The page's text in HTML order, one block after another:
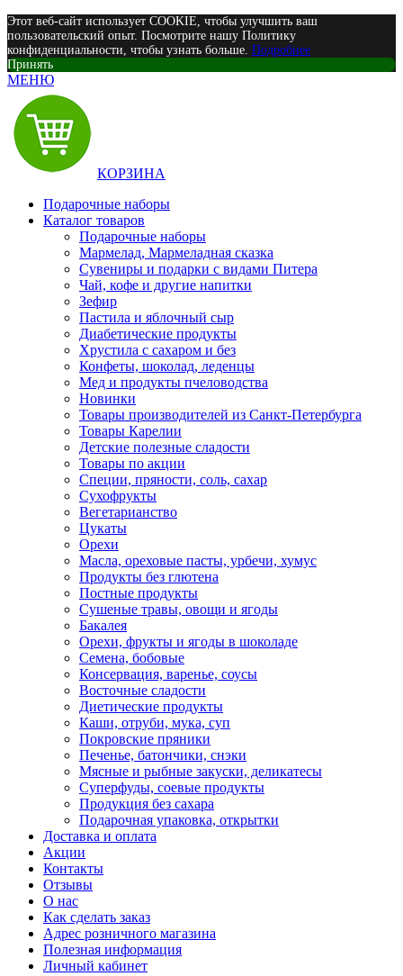
Этот веб-сайт использует COOKIE, чтобы улучшить ваш
пользовательский опыт. Посмотрите нашу Политику
конфиденциальности, чтобы узнать больше. Подробнее
Принять
МЕНЮ
КОРЗИНА
Подарочные наборы
Каталог товаров
Подарочные наборы
Мармелад, Мармеладная сказка
Сувениры и подарки с видами Питера
Чай, кофе и другие напитки
Зефир
Пастила и яблочный сыр
Диабетические продукты
Хрустила с сахаром и без
Конфеты, шоколад, леденцы
Мед и продукты пчеловодства
Новинки
Товары производителей из Санкт-Петербурга
Товары Карелии
Детские полезные сладости
Товары по акции
Специи, пряности, соль, сахар
Сухофрукты
Вегетарианство
Цукаты
Орехи
Масла, ореховые пасты, урбечи, хумус
Продукты без глютена
Постные продукты
Сушеные травы, овощи и ягоды
Бакалея
Орехи, фрукты и ягоды в шоколаде
Семена, бобовые
Консервация, варенье, соусы
Восточные сладости
Диетические продукты
Каши, отруби, мука, суп
Покровские пряники
Печенье, батончики, снэки
Мясные и рыбные закуски, деликатесы
Суперфуды, соевые продукты
Продукция без сахара
Подарочная упаковка, открытки
Доставка и оплата
Акции
Контакты
Отзывы
О нас
Как сделать заказ
Адрес розничного магазина
Полезная информация
Личный кабинет